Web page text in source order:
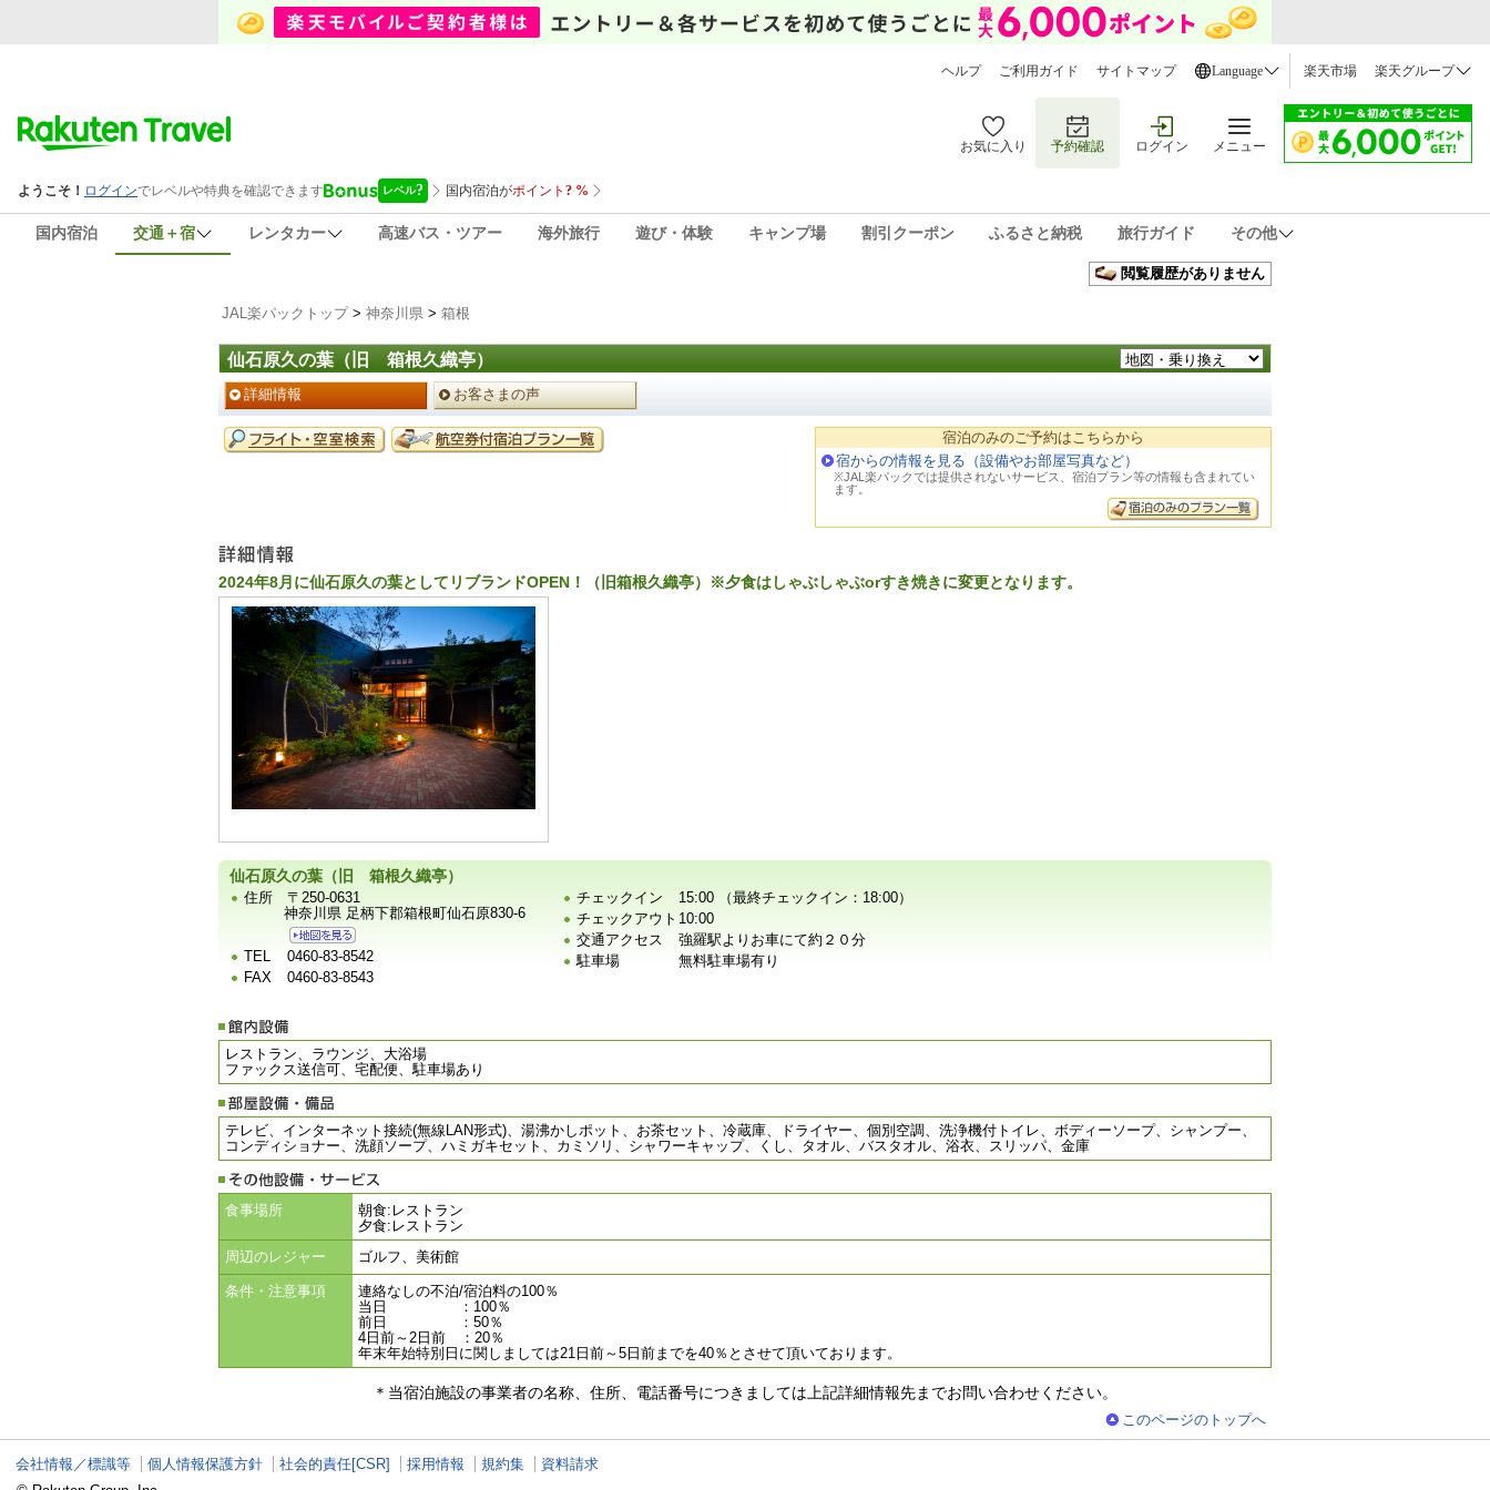
ヘルプ ご利用ガイド サイトマップ Language 楽天市場 楽天グループ
お気に入り 予約確認 ログイン メニュー
国内宿泊 交通＋宿 レンタカー 高速バス・ツアー 海外旅行 遊び・体験 キャンプ場 割引クーポン ふるさと納税 旅行ガイド その他
閲覧履歴がありません
JAL楽パックトップ> 神奈川県 > 箱根
仙石原久の葉（旧 箱根久織亭）
ペ
ー
ジ
メ
ニ
詳細情報 お客さまの声
予
約
宿泊のみのご予約はこちらから
宿からの情報を見る（設備やお部屋写真など）
※JAL楽パックでは提供されないサービス、宿泊プラン等の情報も含まれてい
ます。
2024年8月に仙石原久の葉としてリブランドOPEN！（旧箱根久織亭）※夕食はしゃぶしゃぶorすき焼きに変更となります。
宿
設
仙石原久の葉（旧 箱根久織亭）
住所
〒250-0631
神奈川県 足柄下郡箱根町仙石原830-6
TEL
0460-83-8542
FAX
0460-83-8543
チェックイン
15:00 （最終チェックイン：18:00）
チェックアウト 10:00
交通アクセス
強羅駅よりお車にて約２０分
駐車場
無料駐車場有り
レストラン、ラウンジ、大浴場
ファックス送信可、宅配便、駐車場あり
テレビ、インターネット接続(無線LAN形式)、湯沸かしポット、お茶セット、冷蔵庫、ドライヤー、個別空調、洗浄機付トイレ、ボディーソープ、シャンプー、
コンディショナー、洗顔ソープ、ハミガキセット、カミソリ、シャワーキャップ、くし、タオル、バスタオル、浴衣、スリッパ、金庫
食事場所
朝食:レストラン
夕食:レストラン
周辺のレジャー
ゴルフ、美術館
条件・注意事項
連絡なしの不泊/宿泊料の100％
当日 ：100％
前日 ：50％
4日前～2日前 ：20％
年末年始特別日に関しましては21日前～5日前までを40％とさせて頂いております。
＊当宿泊施設の事業者の名称、住所、電話番号につきましては上記詳細情報先までお問い合わせください。
このページのトップへ
会社情報／標識等 個人情報保護方針 社会的責任[CSR] 採用情報 規約集
資料請求